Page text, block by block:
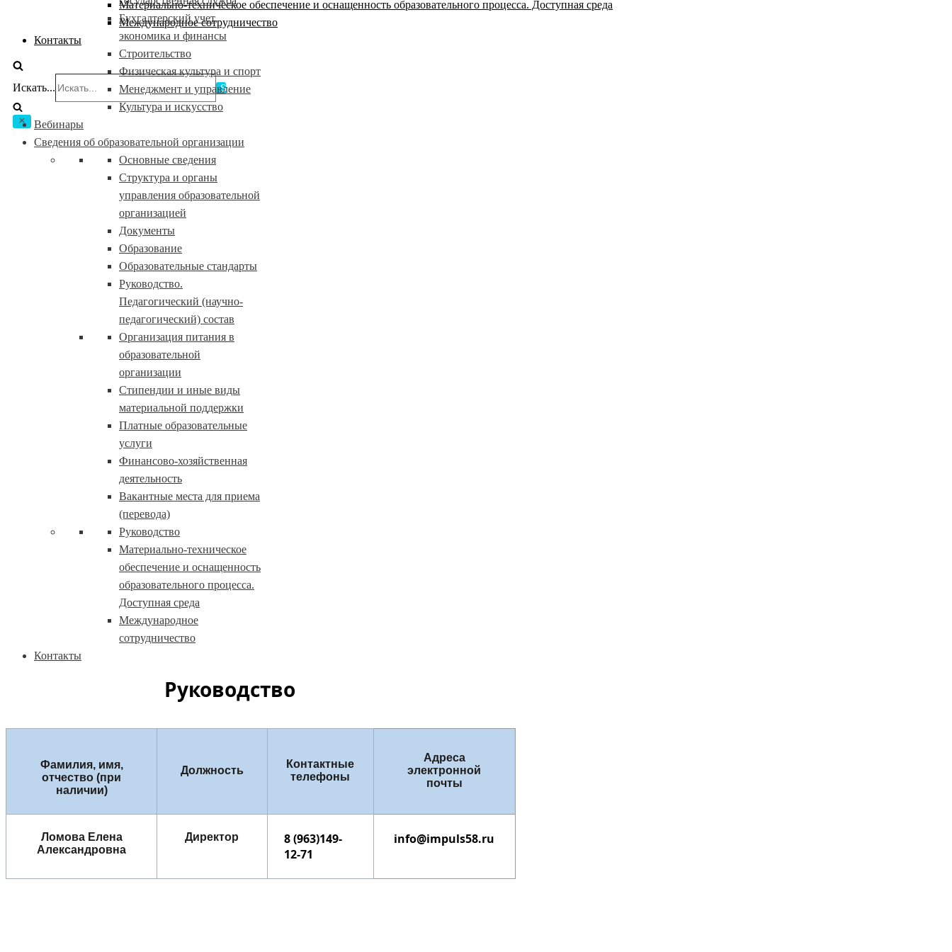
Материально-техническое обеспечение и оснащенность образовательного процесса. Доступная среда
Международное сотрудничество
Контакты
Искать...
Бухгалтерский учет,
экономика и финансы
Строительство
Физическая культура и спорт
Менеджмент и управление
Культура и искусство
Вебинары
Сведения об образовательной организации
Основные сведения
Структура и органы
управления образовательной
организацией
Документы
Образование
Образовательные стандарты
Руководство.
Педагогический (научно-
педагогический) состав
Организация питания в
образовательной
организации
Стипендии и иные виды
материальной поддержки
Платные образовательные
услуги
Финансово-хозяйственная
деятельность
Вакантные места для приема
(перевода)
Руководство
Материально-техническое
обеспечение и оснащенность
образовательного процесса.
Доступная среда
Международное
сотрудничество
Контакты
Руководство
Фамилия, имя,
отчество (при
наличии)
Должность
Контактные
телефоны
Адреса
электронной
почты
Ломова Елена
Александровна
Директор
8 (963)149-
12-71
info@impuls58.ru